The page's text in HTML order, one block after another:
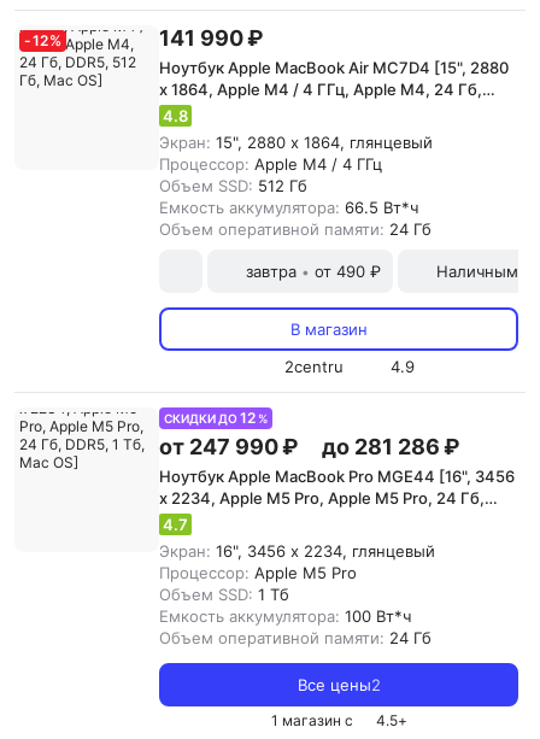
-12% 141 990 ₽
Ноутбук Apple MacBook Air MC7D4 [15", 2880
x 1864, Apple M4 / 4 ГГц, Apple M4, 24 Гб,
DDR5, 512 Гб, Mac OS]
4.8
Экран: 15", 2880 x 1864, глянцевый
Процессор: Apple M4 / 4 ГГц
Объем SSD: 512 Гб
Емкость аккумулятора: 66.5 Вт*ч
Объем оперативной памяти: 24 Гб
завтра • от 490 ₽ Наличными
В магазин
2centru
4.9
СКИДКИ ДО12 %
от 247 990 ₽ до 281 286 ₽
Ноутбук Apple MacBook Pro MGE44 [16", 3456
x 2234, Apple M5 Pro, Apple M5 Pro, 24 Гб,
DDR5, 1 Тб, Mac OS]
4.7
Экран: 16", 3456 x 2234, глянцевый
Процессор: Apple M5 Pro
Объем SSD: 1 Тб
Емкость аккумулятора: 100 Вт*ч
Объем оперативной памяти: 24 Гб
Все цены2
1 магазин с 4.5+